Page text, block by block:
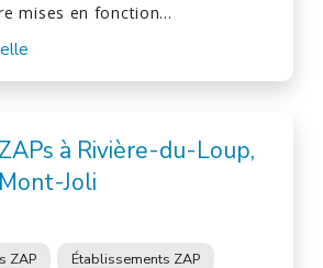
mises en fonction…
à Rivière-du-Loup,
Joli
ZAP Établissements ZAP